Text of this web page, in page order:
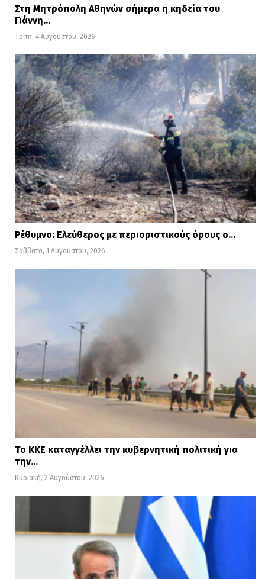
χρήστη Mia K. (@miakhalifa)
Στη Μητρόπολη Αθηνών σήμερα η κηδεία του
Γιάννη…
Τρίτη, 4 Αυγούστου, 2026
Ρέθυμνο: Ελεύθερος με περιοριστικούς όρους ο…
Σάββατο, 1 Αυγούστου, 2026
Το ΚΚΕ καταγγέλλει την κυβερνητική πολιτική για
την…
Κυριακή, 2 Αυγούστου, 2026